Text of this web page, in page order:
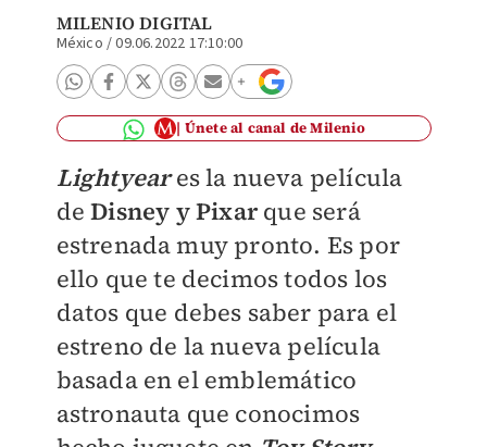
MILENIO DIGITAL
México /09.06.2022 17:10:00
Únete al canal de Milenio
Lightyeares la nueva película
de Disney y Pixarque será
estrenada muy pronto. Es por
ello que te decimos todos los
datos que debes saber para el
estreno de la nueva película
basada en el emblemático
astronauta que conocimos